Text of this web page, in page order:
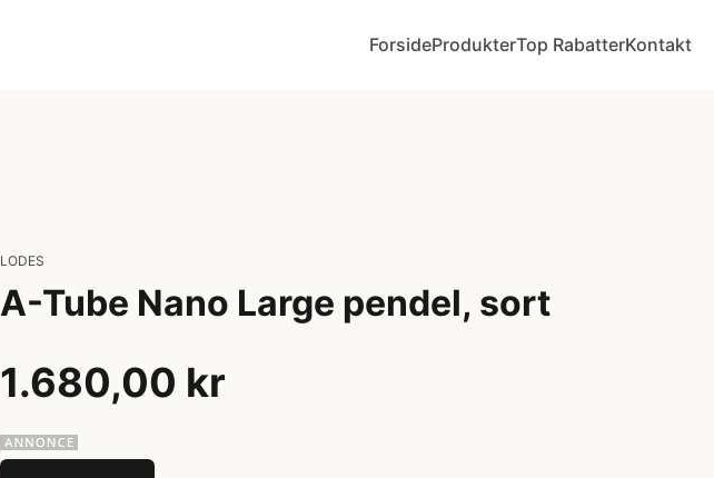
ForsideProdukterTop RabatterKontakt
LODES
A-Tube Nano Large pendel, sort
1.680,00 kr